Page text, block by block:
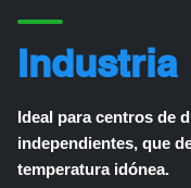
Industria
Ideal para centros de
independientes, que
temperatura idónea.